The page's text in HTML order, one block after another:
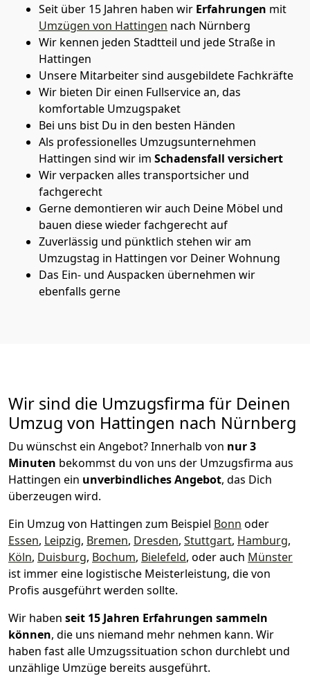
Seit über 15 Jahren haben wir Erfahrungen mit
Umzügen von Hattingen nach Nürnberg
Wir kennen jeden Stadtteil und jede Straße in
Hattingen
Unsere Mitarbeiter sind ausgebildete Fachkräfte
Wir bieten Dir einen Fullservice an, das
komfortable Umzugspaket
Bei uns bist Du in den besten Händen
Als professionelles Umzugsunternehmen
Hattingen sind wir im Schadensfall versichert
Wir verpacken alles transportsicher und
fachgerecht
Gerne demontieren wir auch Deine Möbel und
bauen diese wieder fachgerecht auf
Zuverlässig und pünktlich stehen wir am
Umzugstag in Hattingen vor Deiner Wohnung
Das Ein- und Auspacken übernehmen wir
ebenfalls gerne
Wir sind die Umzugsfirma für Deinen
Umzug von Hattingen nach Nürnberg
Du wünschst ein Angebot? Innerhalb von nur 3
Minuten bekommst du von uns der Umzugsfirma aus
Hattingen ein unverbindliches Angebot, das Dich
überzeugen wird.
Ein Umzug von Hattingen zum Beispiel Bonn oder
Essen, Leipzig, Bremen, Dresden, Stuttgart, Hamburg,
Köln, Duisburg, Bochum, Bielefeld, oder auch Münster
ist immer eine logistische Meisterleistung, die von
Profis ausgeführt werden sollte.
Wir haben seit 15 Jahren Erfahrungen sammeln
können, die uns niemand mehr nehmen kann. Wir
haben fast alle Umzugssituation schon durchlebt und
unzählige Umzüge bereits ausgeführt.